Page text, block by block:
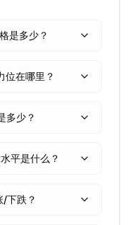
是多少？
在哪里？
多少？
平是什么？
下跌？